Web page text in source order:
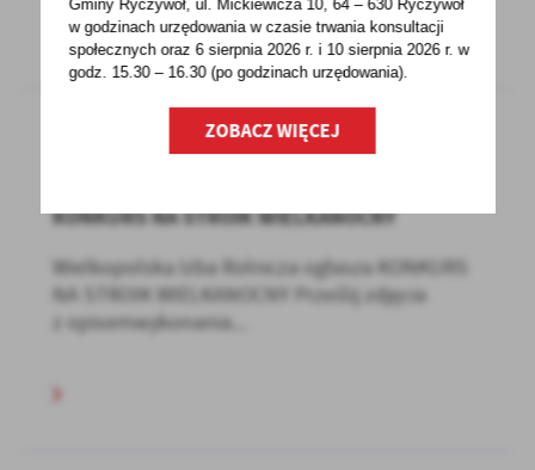
KONKURS NA STROIK WIELKANOCNY
Wielkopolska Izba Rolnicza ogłasza KONKURS
NA STROIK WIELKANOCNY Prześlij zdjęcia
z opisemwykonania...
Gminy Ryczywół, ul. Mickiewicza 10, 64 – 630 Ryczywół
w godzinachurzędowania w czasie trwania konsultacji
społecznych oraz 6 sierpnia 2026 r. i 10 sierpnia 2026 r. w
godz. 15.30 – 16.30 (po godzinachurzędowania).
ZOBACZ WIĘCEJ